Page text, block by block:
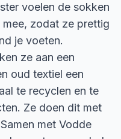
voelen de sokken
zodat ze prettig
je voeten.
ze aan een
oud textiel een
te recyclen en te
Ze doen dit met
met Vodde